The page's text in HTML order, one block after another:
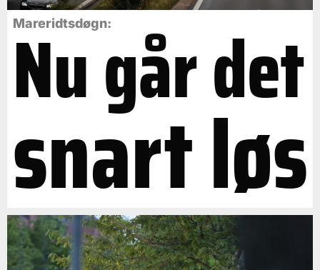
Mareridtsdøgn:
Nu går det
snart løs